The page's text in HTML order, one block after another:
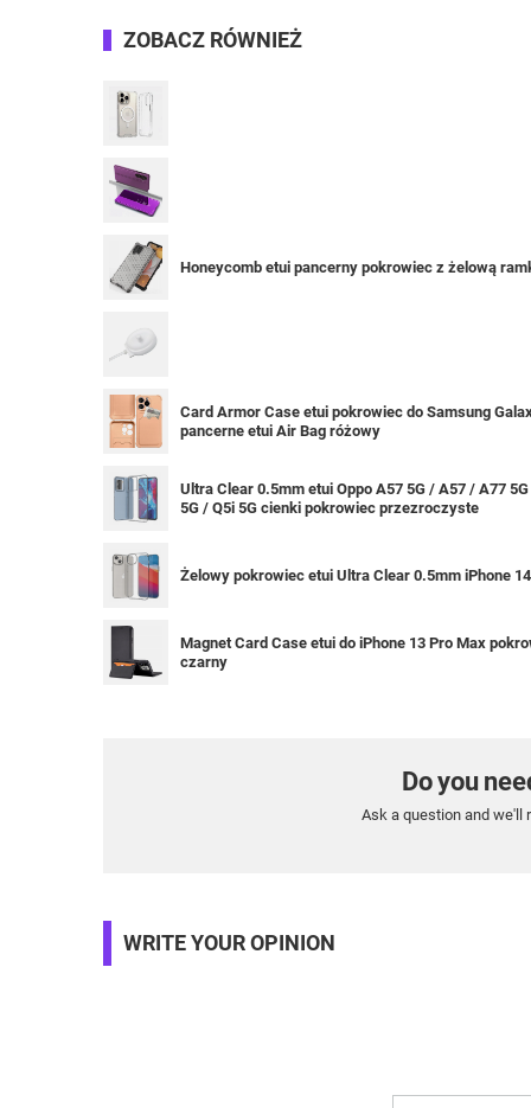
ZOBACZ RÓWNIEŻ
Honeycomb etui pancerny pokrowiec z żelową
Card Armor Case etui pokrowiec do Samsung
pancerne etui Air Bag różowy
Ultra Clear 0.5mm etui Oppo A57 5G / A57 / A77
5G / Q5i 5G cienki pokrowiec przezroczyste
Żelowy pokrowiec etui Ultra Clear 0.5mm iPhone
Magnet Card Case etui do iPhone 13 Pro Max
czarny
Do you
Ask a question and we'll
WRITE YOUR OPINION